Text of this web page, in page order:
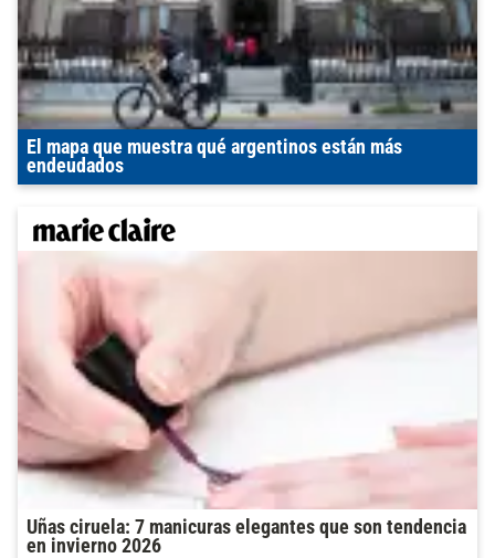
El mapa que muestra qué argentinos están más
endeudados
Uñas ciruela: 7 manicuras elegantes que son tendencia
en invierno 2026